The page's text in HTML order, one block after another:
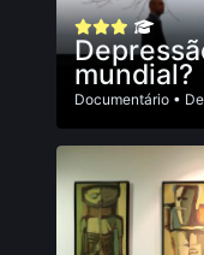
mundial?
Documentário • De